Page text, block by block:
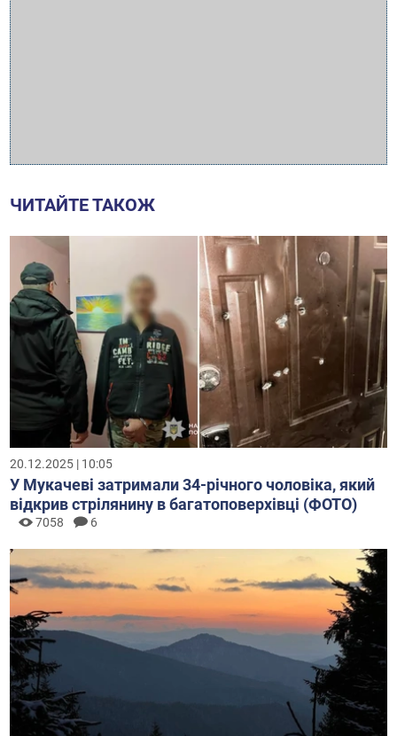
ЧИТАЙТЕ ТАКОЖ
20.12.2025 | 10:05
У Мукачеві затримали 34-річного чоловіка, який
відкрив стрілянину в багатоповерхівці (ФОТО)
7058 6